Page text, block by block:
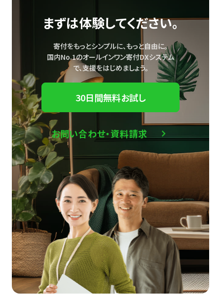
まずは体験してください。
寄付をもっとシンプルに、もっと自由に。
国内No.1のオールインワン寄付DXシステム
で、支援をはじめましょう。
30日間無料お試し
お問い合わせ・資料請求